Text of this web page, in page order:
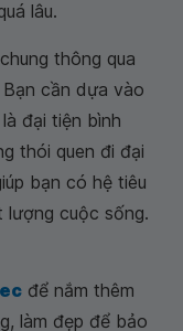
lâu.
thông qua
cần dựa vào
đại tiện bình
thói quen đi đại
bạn có hệ tiêu
lượng cuộc sống.
để nắm thêm
làm đẹp để bảo